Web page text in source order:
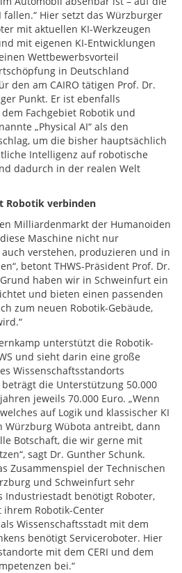
Hier setzt das Würzburger
mit aktuellen KI-Werkzeugen
mit eigenen KI-Entwicklungen
Wettbewerbsvorteil
in Deutschland
den am CAIRO tätigen Prof. Dr.
Punkt. Er ist ebenfalls
Fachgebiet Robotik und
„Physical AI“ als den
um die bisher hauptsächlich
Intelligenz auf robotische
dadurch in der realen Welt
Robotik verbinden
Milliardenmarkt der Humanoiden
Maschine nicht nur
verstehen, produzieren und in
betont THWS-Präsident Prof. Dr.
Grund haben wir in Schweinfurt ein
und bieten einen passenden
zum neuen Robotik-Gebäude,
unterstützt die Robotik-
und sieht darin eine große
Wissenschaftsstandorts
die Unterstützung 50.000
jeweils 70.000 Euro. „Wenn
auf Logik und klassischer KI
Würzburg Wübota antreibt, dann
Botschaft, die wir gerne mit
sagt Dr. Gunther Schunk.
Zusammenspiel der Technischen
und Schweinfurt sehr
Industriestadt benötigt Roboter,
Robotik-Center
Wissenschaftsstadt mit dem
benötigt Serviceroboter. Hier
mit dem CERI und dem
bei.“